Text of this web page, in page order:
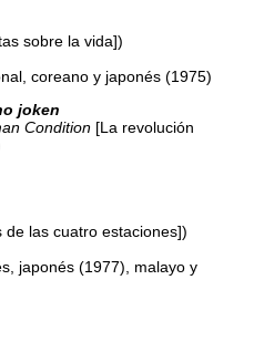
sobre la vida])
coreano y japonés (1975)
joken
Condition [La revolución
de las cuatro estaciones])
japonés (1977), malayo y